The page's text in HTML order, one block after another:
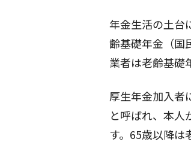
年金生活の土台
齢基礎年金（国
業者は老齢基礎
厚生年金加入者
と呼ばれ、本人
す。65歳以降は